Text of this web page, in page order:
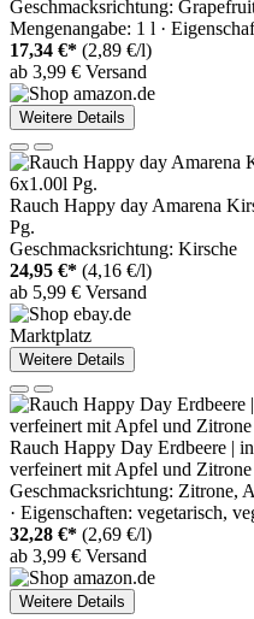
Geschmacksrichtung:
Mengenangabe: 1 l ·
17,34 €* (2,89 €/l)
ab 3,99 € Versand
Weitere Details
Rauch Happy day Amarena
Pg.
Geschmacksrichtung: Kirsche
24,95 €* (4,16 €/l)
ab 5,99 € Versand
Marktplatz
Weitere Details
Rauch Happy Day Erdbeere |
verfeinert mit Apfel und
Geschmacksrichtung: Zitrone,
· Eigenschaften: vegetarisch,
32,28 €* (2,69 €/l)
ab 3,99 € Versand
Weitere Details